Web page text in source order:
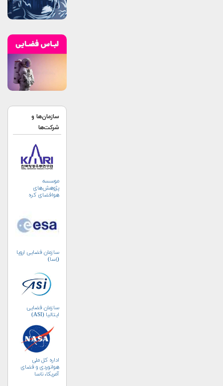
سازمان‌ها و
شرکت‌ها
موسسه
پژوهش‌های
هوافضای کره
سازمان فضایی اروپا
(اِسا)
سازمان فضایی
ایتالیا (ASI)
اداره کل ملی
هوانوردی و فضای
آمریکا، ناسا